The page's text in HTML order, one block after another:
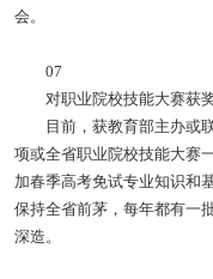
会。
07
对职业院校技能大赛获
目前，获教育部主办或
项或全省职业院校技能大赛
加春季高考免试专业知识和
保持全省前茅，每年都有一
深造。